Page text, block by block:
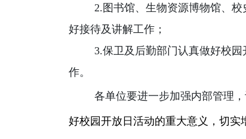
2. 图书馆、生物资源博物馆、
好接待及讲解工作；
3.保卫及后勤部门认真做好校
作。
各单位要进一步加强内部管理
好校园开放日活动的重大意义，切